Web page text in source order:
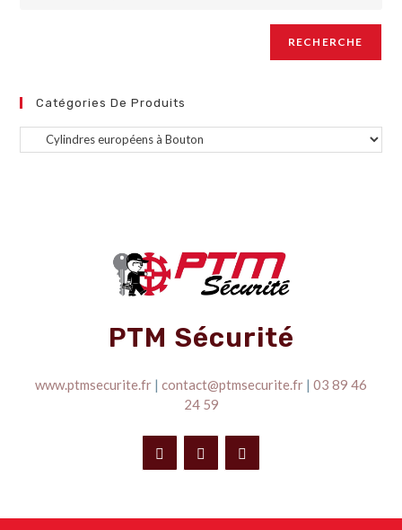
RECHERCHE
Catégories De Produits
PTM Sécurité
www.ptmsecurite.fr | contact@ptmsecurite.fr | 03 89 46
24 59